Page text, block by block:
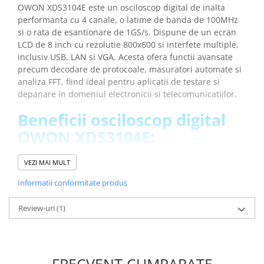
Placi de Expansiune
Module Electronice
Senzori Electronici
Componente Electronice
Gadgets
Electrice
Acumulatori si Baterii
Acumulatori
Distributie Comutatie si Protectie
Contoare si Relee Electrice
Sigurante Automate
Sigurante Fuzibile
Dispozitive AFDD detectare defect
OWON XDS3104E este un osciloscop digital de inalta
performanta cu 4 canale, o latime de banda de 100MHz
si o rata de esantionare de 1GS/s. Dispune de un ecran
LCD de 8 inch cu rezolutie 800x600 si interfete multiple,
inclusiv USB, LAN si VGA. Acesta ofera functii avansate
precum decodare de protocoale, masuratori automate si
analiza FFT, fiind ideal pentru aplicatii de testare si
depanare in domeniul electronicii si telecomunicatiilor.
Beneficii osciloscop digital
OWON XDS3104E:
Cu o latime de banda de 100MHz si o rata de
esantionare de 1GS/s, acest osciloscop asigura
pentru analiza sistemelor digitale complexe in timp
real
Memoria sa generoasa de 40 Mpts permite
VEZI MAI MULT
Informatii conformitate produs
Review-uri(1)